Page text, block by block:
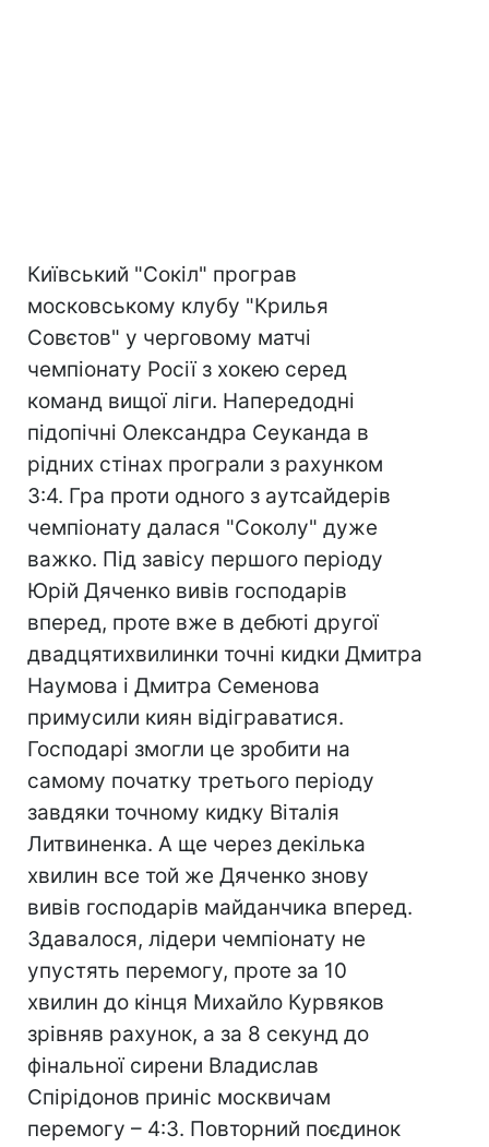
Київський "Сокіл" програв
московському клубу "Крилья
Совєтов" у черговому матчі
чемпіонату Росії з хокею серед
команд вищої ліги. Напередодні
підопічні Олександра Сеуканда в
рідних стінах програли з рахунком
3:4. Гра проти одного з аутсайдерів
чемпіонату далася "Соколу" дуже
важко. Під завісу першого періоду
Юрій Дяченко вивів господарів
вперед, проте вже в дебюті другої
двадцятихвилинки точні кидки Дмитра
Наумова і Дмитра Семенова
примусили киян відіграватися.
Господарі змогли це зробити на
самому початку третього періоду
завдяки точному кидку Віталія
Литвиненка. А ще через декілька
хвилин все той же Дяченко знову
вивів господарів майданчика вперед.
Здавалося, лідери чемпіонату не
упустять перемогу, проте за 10
хвилин до кінця Михайло Курвяков
зрівняв рахунок, а за 8 секунд до
фінальної сирени Владислав
Спірідонов приніс москвичам
перемогу – 4:3. Повторний поєдинок